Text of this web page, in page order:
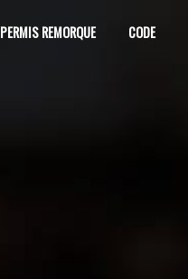
PERMIS REMORQUE CODE